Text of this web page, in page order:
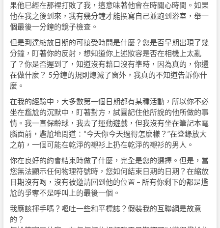
果他已經在那裡打敗了我，這意味著他會在時關心時間。如果
他在我之後到來，我有幾分鐘才能撰寫自己並跑到浴室，舉一
個最後一分鐘的鏡子檢查。
但是到達縮放日期的可接受時間是什麼？您是否早期出現了幾
分鐘，盯著你的反射，想知道你上述妝容是否在相機上太亂
了？你是否遲到了，知道沒有藉口沒有準時，因為真的，你還
在做什麼？ 5分鐘的規則熄滅了窗外，我真的不知道告訴你什
麼。
在我的經驗中，大多數第一個日期都有某種活動，所以你不必
坐在尷尬的沉默中，盯著對方，試圖記住他所說的他所做的事
情。我一直保齡球，我去了運動遊戲，但我沒有坐在筆記本電
腦面前，尷尬地問道：“今天你今天過得怎麼樣？”在登錄放大
之前，一個可能在乾淨的襯衫上扔在乾淨的襯衫的男人。
你在良好的約會結束時做了什麼，完全是您的選擇。但是，當
您無法顯示任何物理符號時，您如何結束日期的日期？在縮放
日期沒有吻，沒有被邀請回到他的位置 – 所有你剩下的都是尷
尬的爭奪不是呼叫上的最後一個。
我應該揮手嗎？嘔吐一些和平標誌？假裝我的互聯網是故意
的？